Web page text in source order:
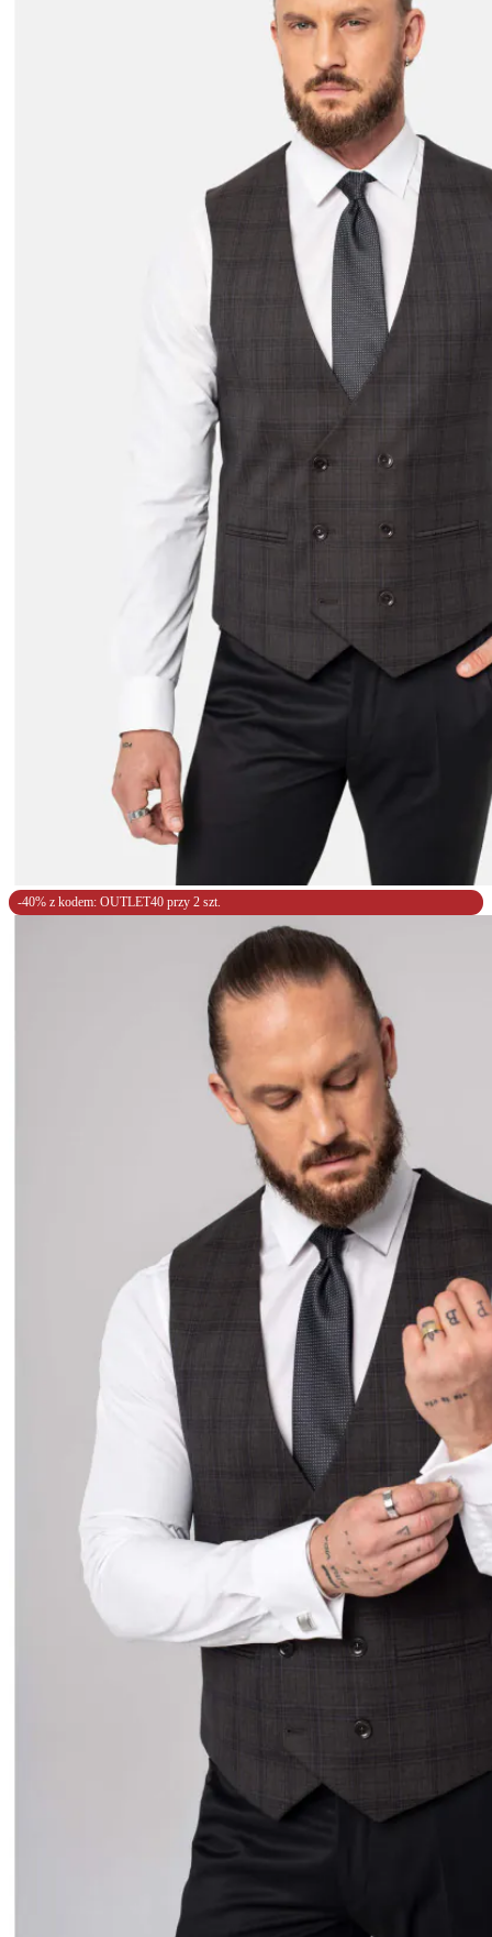
-40% z kodem: OUTLET40 przy 2 szt.